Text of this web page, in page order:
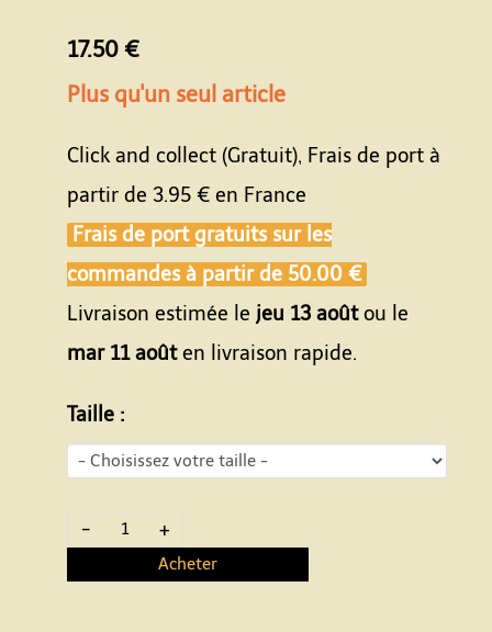
17.50 €
Plus qu'un seul article
Click and collect (Gratuit), Frais de port à
partir de 3.95 € en France
Frais de port gratuits sur les
commandes à partir de 50.00 €
Livraison estimée le jeu 13 aoûtou le
mar 11 aoûten livraison rapide.
Taille :
- +
Acheter